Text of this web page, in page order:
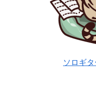
ソロギ